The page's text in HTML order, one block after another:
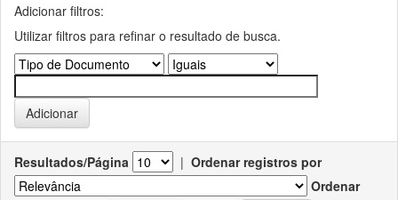
Adicionar filtros:
Utilizar filtros para refinar o resultado de busca.
Resultados/Página | Ordenar registros por
Ordenar